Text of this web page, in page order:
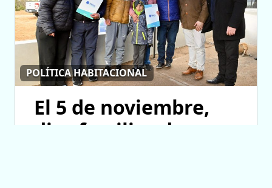
POLÍTICA HABITACIONAL
El 5 de noviembre,
diez familias de